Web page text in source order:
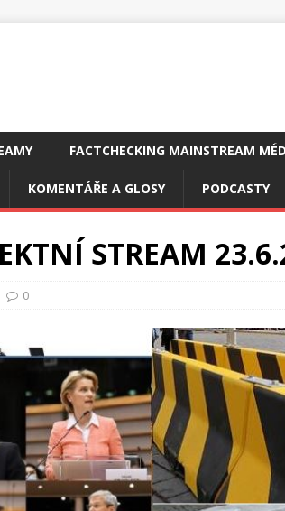
FACTCHECKING MAINSTREAM
KOMENTÁŘE A GLOSY PODCASTY
STREAM
0